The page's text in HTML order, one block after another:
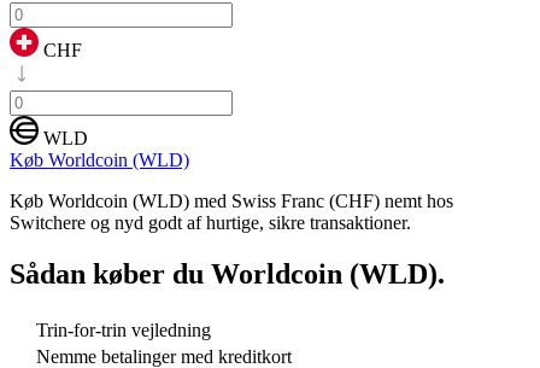
CHF
WLD
Køb Worldcoin (WLD)
Køb Worldcoin (WLD) med Swiss Franc (CHF) nemt hos
Switchere og nyd godt af hurtige, sikre transaktioner.
Sådan køber du Worldcoin (WLD).
Trin-for-trin vejledning
Nemme betalinger med kreditkort